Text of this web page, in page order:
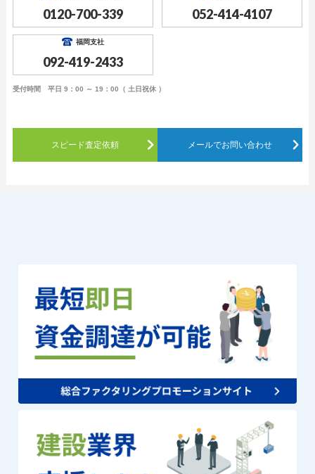
0120-700-339 052-414-4107
福岡支社
092-419-2433
受付時間 平日 9：00 ～ 19：00（ 土日祝休 ）
スピード査定依頼 メールでお問い合わせ